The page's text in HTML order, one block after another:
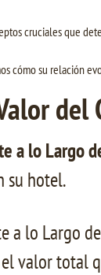
cruciales que
cómo su relación
a lo Largo
su hotel.
a lo Largo
valor total